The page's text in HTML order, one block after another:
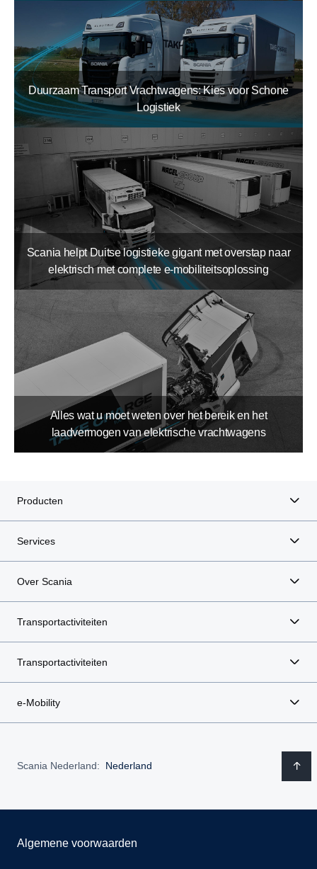
Duurzaam Transport Vrachtwagens: Kies voor Schone
Logistiek
Scania helpt Duitse logistieke gigant met overstap naar
elektrisch met complete e-mobiliteitsoplossing
Alles wat u moet weten over het bereik en het
laadvermogen van elektrische vrachtwagens
Producten
Services
Over Scania
Transportactiviteiten
Transportactiviteiten
e-Mobility
Scania Nederland: Nederland
Algemene voorwaarden